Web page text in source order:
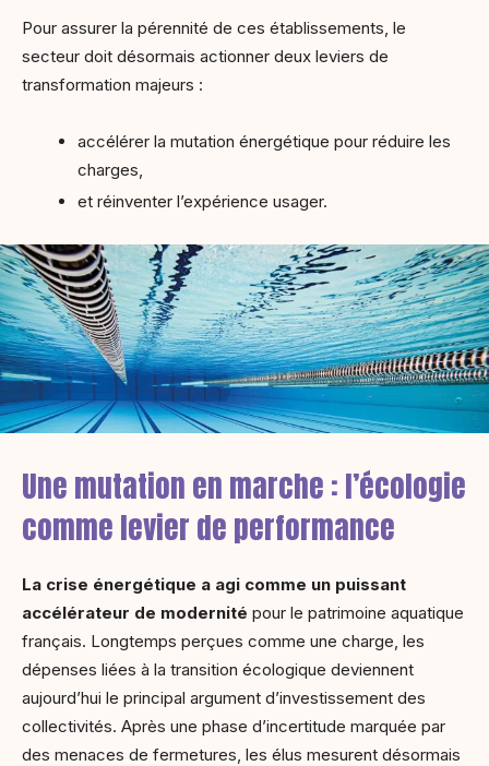
Pour assurer la pérennité de ces établissements, le
secteur doit désormais actionner deux leviers de
transformation majeurs :
accélérer la mutation énergétique pour réduire les
charges,
et réinventer l’expérience usager.
Une mutation en marche : l’écologie
comme levier de performance
La crise énergétique a agi comme un puissant
accélérateur de modernité pour le patrimoine aquatique
français. Longtemps perçues comme une charge, les
dépenses liées à la transition écologique deviennent
aujourd’hui le principal argument d’investissement des
collectivités. Après une phase d’incertitude marquée par
des menaces de fermetures, les élus mesurent désormais